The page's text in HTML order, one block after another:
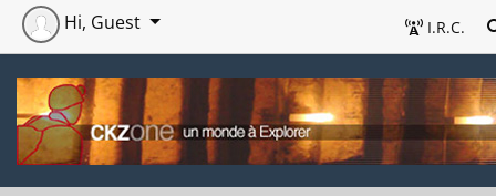
I.R.C.
Hi, Guest